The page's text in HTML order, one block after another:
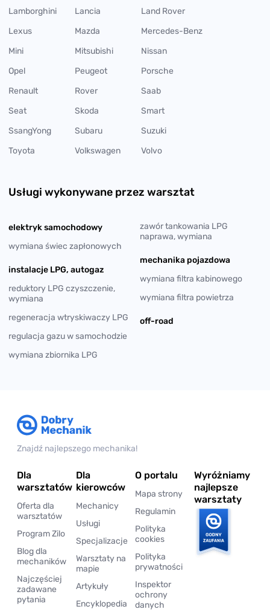
Lamborghini
Lancia
Land Rover
Lexus
Mazda
Mercedes-Benz
Mini
Mitsubishi
Nissan
Opel
Peugeot
Porsche
Renault
Rover
Saab
Seat
Skoda
Smart
SsangYong
Subaru
Suzuki
Toyota
Volkswagen Volvo
Usługi wykonywane przez warsztat
elektryk samochodowy
wymiana świec zapłonowych
instalacje LPG, autogaz
reduktory LPG czyszczenie,
wymiana
regeneracja wtryskiwaczy LPG
regulacja gazu w samochodzie
wymiana zbiornika LPG
zawór tankowania LPG
naprawa, wymiana
mechanika pojazdowa
wymiana filtra kabinowego
wymiana filtra powietrza
off-road
Znajdź najlepszego mechanika!
Dla
warsztatów
Oferta dla
warsztatów
Program Zilo
Blog dla
mechaników
Najczęściej
zadawane
pytania
Dla
kierowców
Mechanicy
Usługi
Specjalizacje
Warsztaty na
mapie
Artykuły
Encyklopedia
O portalu
Mapa strony
Regulamin
Polityka
cookies
Polityka
prywatności
Inspektor
ochrony
danych
Wyróżniamy
najlepsze
warsztaty